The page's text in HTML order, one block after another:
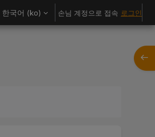
한국어 ‎(ko)‎ 손님 계정으로 접속 로그인
블록